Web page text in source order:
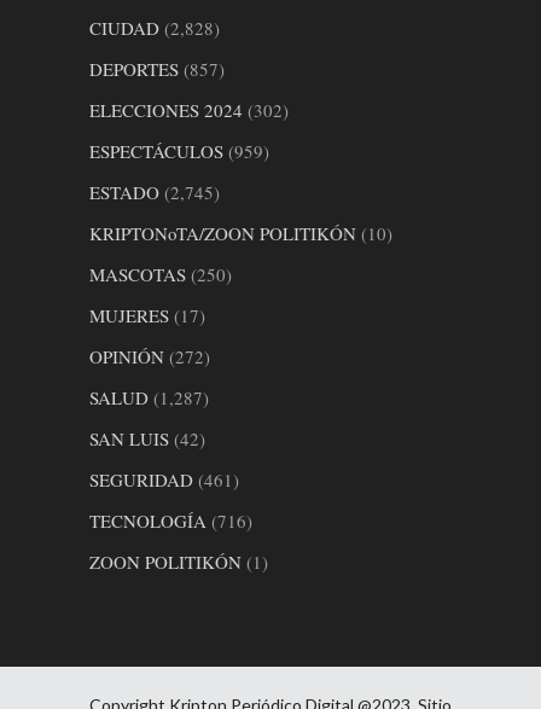
CIUDAD (2,828)
DEPORTES (857)
ELECCIONES 2024 (302)
ESPECTÁCULOS (959)
ESTADO (2,745)
KRIPTONoTA/ZOON POLITIKÓN (10)
MASCOTAS (250)
MUJERES (17)
OPINIÓN (272)
SALUD (1,287)
SAN LUIS (42)
SEGURIDAD (461)
TECNOLOGÍA (716)
ZOON POLITIKÓN (1)
Copyright Kripton Periódico Digital @2023. Sitio